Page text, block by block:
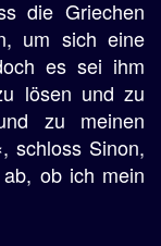
die Griechen
um sich eine
es sei ihm
lösen und zu
zu meinen
schloss Sinon,
ob ich mein